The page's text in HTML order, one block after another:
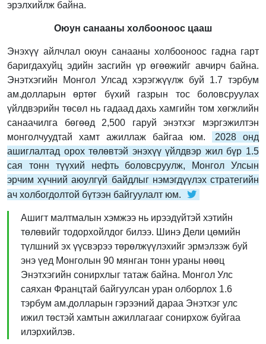
эрэлхийлж байна.
Оюун санааны холбооноос цааш
Энэхүү айлчлал оюун санааны холбооноос гадна гарт
баригдахуйц эдийн засгийн үр өгөөжийг авчирч байна.
Энэтхэгийн Монгол Улсад хэрэгжүүлж буй 1.7 тэрбум
ам.долларын өртөг бүхий газрын тос боловсруулах
үйлдвэрийн төсөл нь гадаад дахь хамгийн том хөгжлийн
санаачилга бөгөөд 2,500 гаруй энэтхэг мэргэжилтэн
монголчуудтай хамт ажиллаж байгаа юм.
2028 онд
ашиглалтад орох төлөвтэй энэхүү үйлдвэр жил бүр 1.5
сая тонн түүхий нефть боловсруулж, Монгол Улсын
эрчим хүчний аюулгүй байдлыг нэмэгдүүлэх стратегийн
ач холбогдолтой бүтээн байгуулалт юм.
Ашигт малтмалын хэмжээ нь ирээдүйтэй хэтийн
төлөвийг тодорхойлдог билээ. Шинэ Дели цөмийн
түлшний эх үүсвэрээ төрөлжүүлэхийг эрмэлзэж буй
энэ үед Монголын 90 мянган тонн ураны нөөц
Энэтхэгийн сонирхлыг татаж байна. Монгол Улс
саяхан Францтай байгуулсан уран олборлох 1.6
тэрбум ам.долларын гэрээний дараа Энэтхэг улс
ижил төстэй хамтын ажиллагааг сонирхож буйгаа
илэрхийлэв.